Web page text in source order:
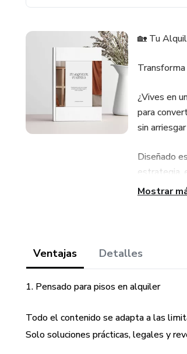
🏡 Tu
¿Vives en
para
sin
Diseñado
estrategia,
limitaciones
✔ Tips para
Mostrar
Ventajas Detalles
1. Pensado para pisos en alquiler
Todo el contenido se adapta a las
Solo soluciones prácticas, legales y